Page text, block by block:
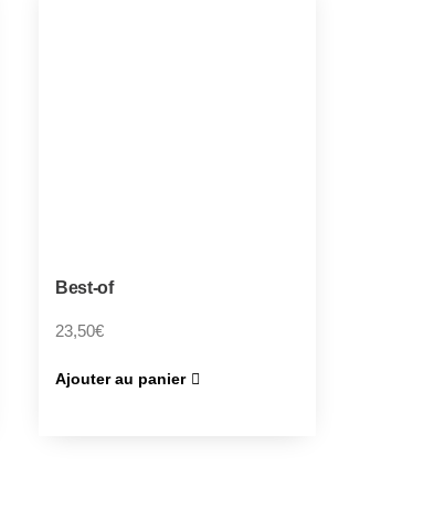
Best-of
23,50€
Ajouter au panier